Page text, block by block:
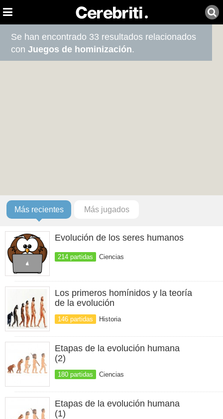
Se han encontrado 33 resultados relacionados
conJuegos de hominización.
Más recientes Más jugados
Evolución de los seres humanos
214 partidas Ciencias
Los primeros homínidos y la teoría
de la evolución
146 partidas Historia
Etapas de la evolución humana
(2)
180 partidas Ciencias
Etapas de la evolución humana
(1)